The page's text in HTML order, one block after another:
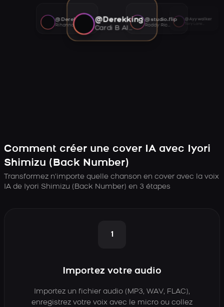
@Derekking
Cardi B AI voice
@studio.flip
Roddy Ricch AI voice
@Ayywalker
@Derekking
Rihanna AI voice
Comment créer une cover IA avec Iyori
Shimizu (Back Number)
Transformez n’importe quelle chanson en cover avec la voix
IA de Iyori Shimizu (Back Number) en 3 étapes
1
Importez votre audio
Importez un fichier audio (MP3, WAV, FLAC),
enregistrez votre voix avec le micro ou collez